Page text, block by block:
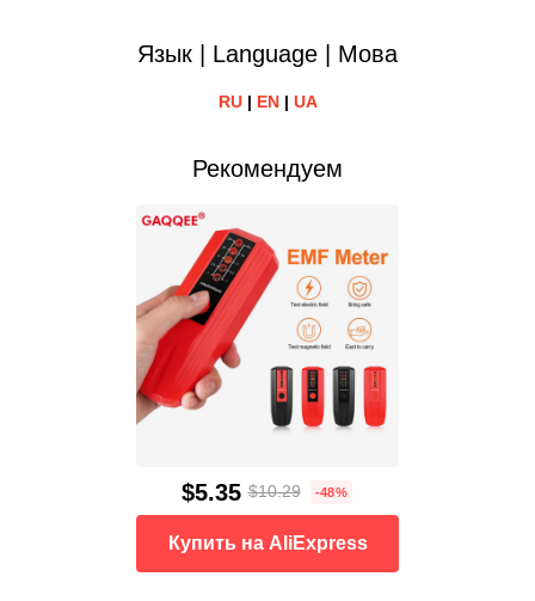
Язык | Language | Мова
RU| EN| UA
Рекомендуем
$5.35 $10.29 -48%
Купить на AliExpress